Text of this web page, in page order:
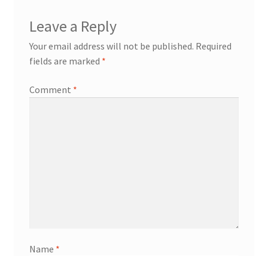
Leave a Reply
Your email address will not be published. Required
fields are marked *
Comment *
Name *